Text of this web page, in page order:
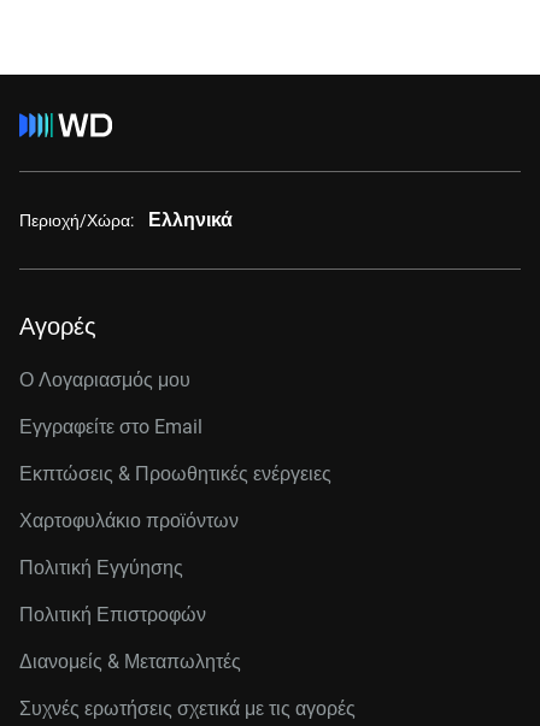
Περιοχή/Χώρα: Ελληνικά
Αγορές
Ο Λογαριασμός μου
Εγγραφείτε στo Email
Εκπτώσεις & Προωθητικές ενέργειες
Χαρτοφυλάκιο προϊόντων
Πολιτική Εγγύησης
Πολιτική Επιστροφών
Διανομείς & Μεταπωλητές
Συχνές ερωτήσεις σχετικά με τις αγορές